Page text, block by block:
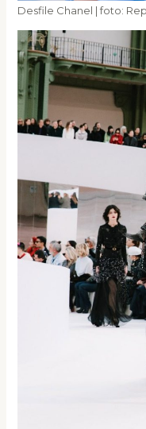
Desfile Chanel | foto: